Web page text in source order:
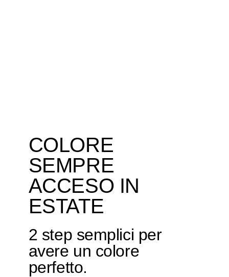
COLORE
SEMPRE
ACCESO IN
ESTATE
2 step semplici per
avere un colore
perfetto.